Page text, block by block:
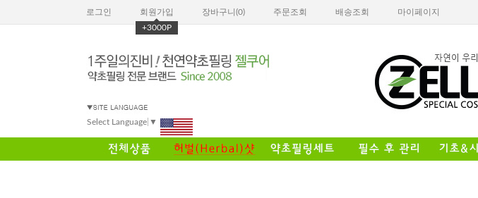
Select Language ▼
로그인
회원가입
+3000P
장바구니(0) 주문조회 배송조회 마이페이지